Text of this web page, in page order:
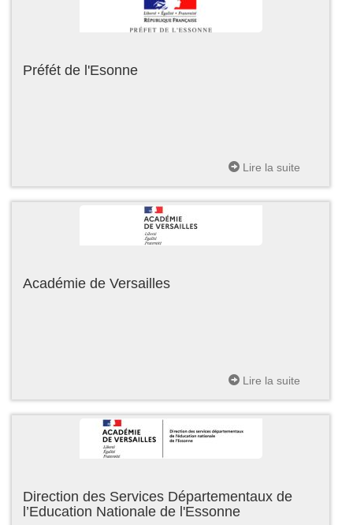
Préfét de l'Esonne
Lire la suite
Académie de Versailles
Lire la suite
Direction des Services Départementaux de
l’Education Nationale de l'Essonne